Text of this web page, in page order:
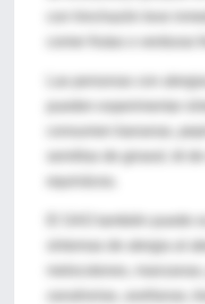
Las personas con
equinácea.
síntomas de alergia al
zanahorias, avellanas,